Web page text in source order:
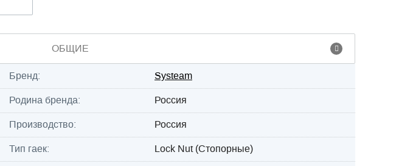
ОБЩИЕ
Бренд:
Systeam
Родина бренда:
Россия
Производство:
Россия
Тип гаек:
Lock Nut (Стопорные)